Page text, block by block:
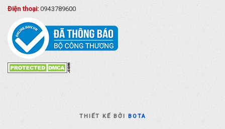
Điện thoại:0943789600
THIẾT KẾ BỞIBOTA